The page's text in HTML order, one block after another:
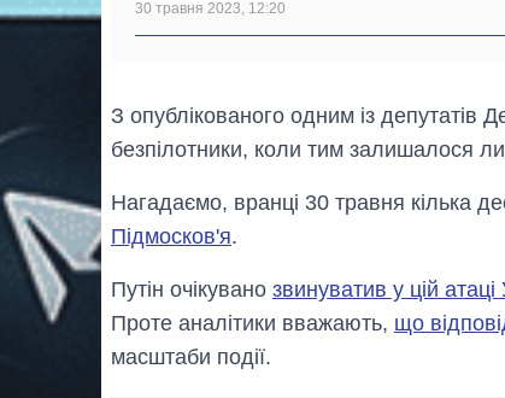
30 травня 2023, 12:20
З опублікованого одним із
безпілотники, коли тим залишалося
Нагадаємо, вранці 30 травня кілька
Підмосков'я.
Путін очікувано звинуватив у цій атаці
Проте аналітики вважають, що
масштаби події.